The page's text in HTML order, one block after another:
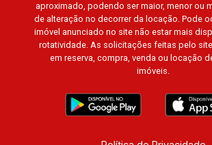
aproximado, podendo ser maior, menor ou
de alteração no decorrer da locação. Pode
imóvel anunciado no site não estar mais
rotatividade. As solicitações feitas pelo
em reserva, compra, venda ou locação
imóveis.